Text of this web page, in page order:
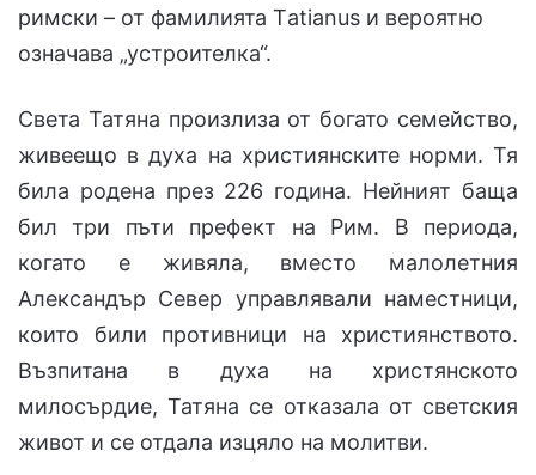
римски – от фамилията Тatianus и вероятно
означава „устроителка“.
Света Татяна произлиза от богато семейство,
живеещо в духа на християнските норми. Тя
била родена през 226 година. Нейният баща
бил три пъти прeфект на Рим. В периода,
когато е живяла, вместо малолетния
Александър Север управлявали наместници,
които били противници на християнството.
Възпитана в духа на христянското
милосърдие, Татяна се отказала от светския
живот и се отдала изцяло на молитви.